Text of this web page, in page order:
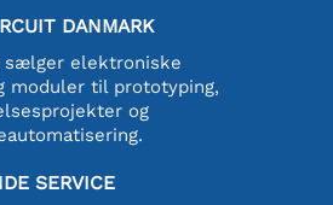
DANMARK
sælger elektroniske
moduler til prototyping,
og
SERVICE